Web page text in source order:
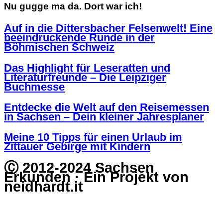
Nu gugge ma da. Dort war ich!
Auf in die Dittersbacher Felsenwelt! Eine
beeindruckende Runde in der
Böhmischen Schweiz
Das Highlight für Leseratten und
Literaturfreunde – Die Leipziger
Buchmesse
Entdecke die Welt auf den Reisemessen
in Sachsen – Dein kleiner Jahresplaner
Meine 10 Tipps für einen Urlaub im
Zittauer Gebirge mit Kindern
Ⓒ 2012-2024 Sachsen
Erkunden · Ein Projekt von
neidhardt.it